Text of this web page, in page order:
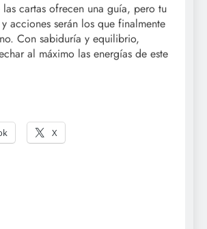
las cartas ofrecen una guía, pero tu
acciones serán los que finalmente
Con sabiduría y equilibrio,
al máximo las energías de este
X